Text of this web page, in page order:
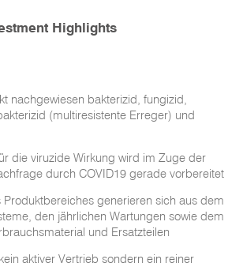
Highlights
nachgewiesen bakterizid, fungizid,
(multiresistente Erreger) und
die viruzide Wirkung wird im Zuge der
durch COVID19 gerade vorbereitet
generieren sich aus dem
den jährlichen Wartungen sowie dem
und Ersatzteilen
aktiver Vertrieb sondern ein reiner